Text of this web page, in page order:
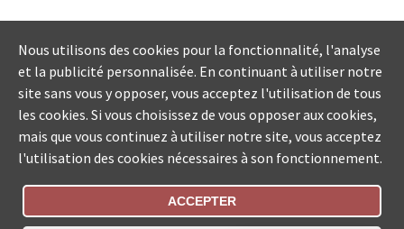
Nous utilisons des cookies pour la fonctionnalité, l'analyse
et la publicité personnalisée. En continuant à utiliser notre
site sans vous y opposer, vous acceptez l'utilisation de tous
les cookies. Si vous choisissez de vous opposer aux cookies,
mais que vous continuez à utiliser notre site, vous acceptez
l'utilisation des cookies nécessaires à son fonctionnement.
ACCEPTER